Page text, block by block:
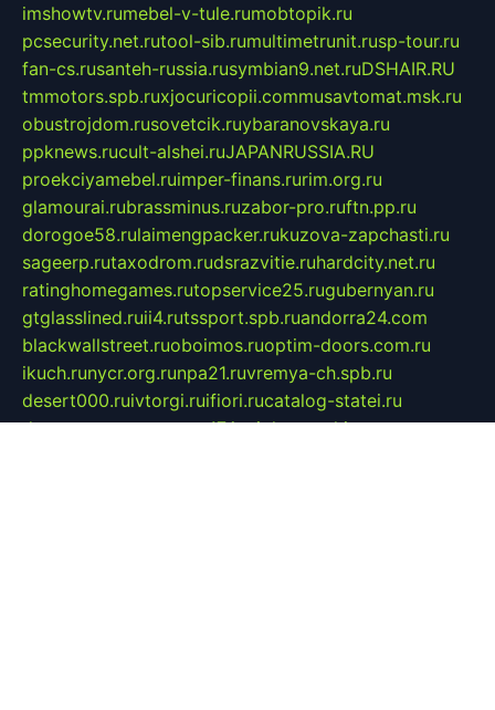
imshowtv.rumebel-v-tule.rumobtopik.ru
pcsecurity.net.rutool-sib.rumultimetrunit.rusp-tour.ru
fan-cs.rusanteh-russia.rusymbian9.net.ruDSHAIR.RU
tmmotors.spb.ruxjocuricopii.commusavtomat.msk.ru
obustrojdom.rusovetcik.ruybaranovskaya.ru
ppknews.rucult-alshei.ruJAPANRUSSIA.RU
proekciyamebel.ruimper-finans.rurim.org.ru
glamourai.rubrassminus.ruzabor-pro.ruftn.pp.ru
dorogoe58.rulaimengpacker.rukuzova-zapchasti.ru
sageerp.rutaxodrom.rudsrazvitie.ruhardcity.net.ru
ratinghomegames.rutopservice25.rugubernyan.ru
gtglasslined.ruii4.rutssport.spb.ruandorra24.com
blackwallstreet.ruoboimos.ruoptim-doors.com.ru
ikuch.runycr.org.runpa21.ruvremya-ch.spb.ru
desert000.ruivtorgi.ruifiori.rucatalog-statei.ru
dcv.org.ruspetsmaster174.ruipkameryhiseeu.ru